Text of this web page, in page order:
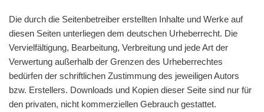
Die durch die Seitenbetreiber erstellten Inhalte und Werke auf
diesen Seiten unterliegen dem deutschen Urheberrecht. Die
Vervielfältigung, Bearbeitung, Verbreitung und jede Art der
Verwertung außerhalb der Grenzen des Urheberrechtes
bedürfen der schriftlichen Zustimmung des jeweiligen Autors
bzw. Erstellers. Downloads und Kopien dieser Seite sind nur für
den privaten, nicht kommerziellen Gebrauch gestattet.